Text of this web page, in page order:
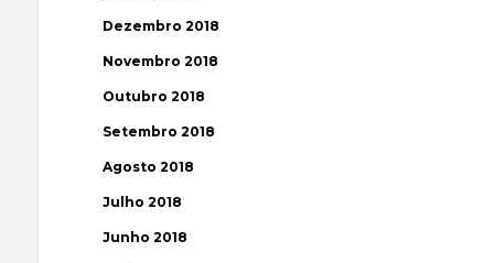
Dezembro 2018
Novembro 2018
Outubro 2018
Setembro 2018
Agosto 2018
Julho 2018
Junho 2018